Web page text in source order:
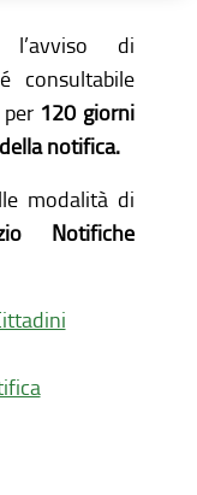
l’avviso di
consultabile
120 giorni
notifica.
modalità di
Notifiche